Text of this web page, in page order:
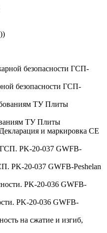
безопасности ГСП-
ТУ Плиты
PK-20-037 GWFB-Peshelan
PK-20-036 GWFB-